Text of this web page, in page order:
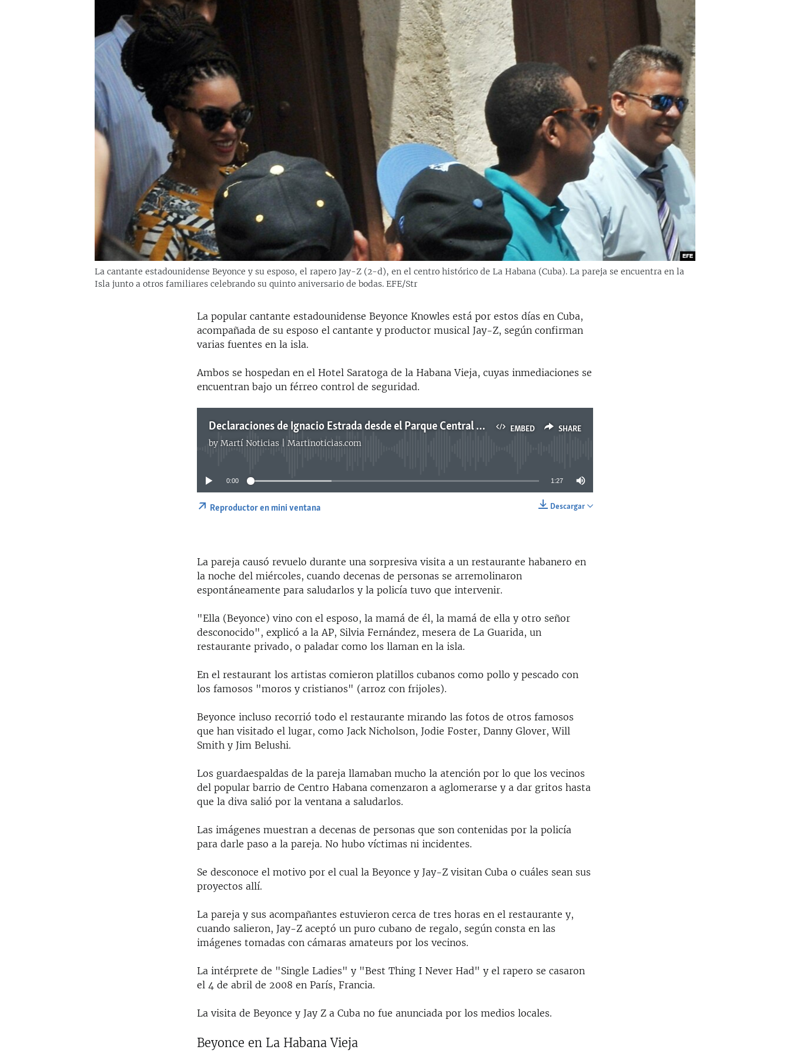
LA REALIDAD DE LA VIVIENDA EN
LOS SANTOS DE HIALEAH
LA INVASIÓN DE RUSIA A UCRANIA
La cantante estadounidense Beyonce y su esposo, el rapero Jay-Z (2-d), en el centro histórico de La Habana (Cuba). La pareja se encuentra en la
Isla junto a otros familiares celebrando su quinto aniversario de bodas. EFE/Str
La popular cantante estadounidense Beyonce Knowles está por estos días en Cuba,
acompañada de su esposo el cantante y productor musical Jay-Z, según confirman
varias fuentes en la isla.
Ambos se hospedan en el Hotel Saratoga de la Habana Vieja, cuyas inmediaciones se
encuentran bajo un férreo control de seguridad.
EMBED SHARE
Declaraciones de Ignacio Estrada desde el Parque Central en La Habana
byMartí Noticias | Martinoticias.com
No media source currently available
0:00 1:27
Descargar
Reproductor en mini ventana
La pareja causó revuelo durante una sorpresiva visita a un restaurante habanero en
la noche del miércoles, cuando decenas de personas se arremolinaron
espontáneamente para saludarlos y la policía tuvo que intervenir.
"Ella (Beyonce) vino con el esposo, la mamá de él, la mamá de ella y otro señor
desconocido", explicó a la AP, Silvia Fernández, mesera de La Guarida, un
restaurante privado, o paladar como los llaman en la isla.
En el restaurant los artistas comieron platillos cubanos como pollo y pescado con
los famosos "moros y cristianos" (arroz con frijoles).
Beyonce incluso recorrió todo el restaurante mirando las fotos de otros famosos
que han visitado el lugar, como Jack Nicholson, Jodie Foster, Danny Glover, Will
Smith y Jim Belushi.
Los guardaespaldas de la pareja llamaban mucho la atención por lo que los vecinos
del popular barrio de Centro Habana comenzaron a aglomerarse y a dar gritos hasta
que la diva salió por la ventana a saludarlos.
Las imágenes muestran a decenas de personas que son contenidas por la policía
para darle paso a la pareja. No hubo víctimas ni incidentes.
Se desconoce el motivo por el cual la Beyonce y Jay-Z visitan Cuba o cuáles sean sus
proyectos allí.
La pareja y sus acompañantes estuvieron cerca de tres horas en el restaurante y,
cuando salieron, Jay-Z aceptó un puro cubano de regalo, según consta en las
imágenes tomadas con cámaras amateurs por los vecinos.
La intérprete de "Single Ladies" y "Best Thing I Never Had" y el rapero se casaron
el 4 de abril de 2008 en París, Francia.
La visita de Beyonce y Jay Z a Cuba no fue anunciada por los medios locales.
Beyonce en La Habana Vieja